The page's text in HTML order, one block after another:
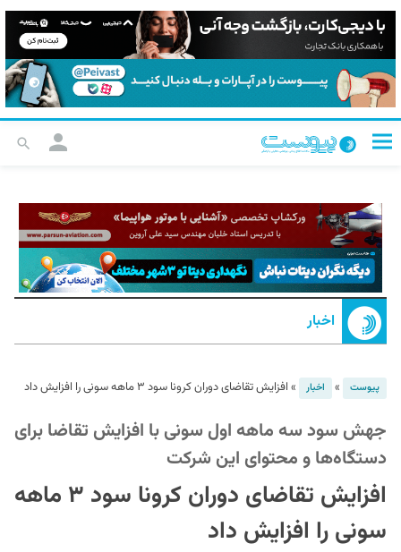
اخبار
پیوست » اخبار » افزایش تقاضای دوران کرونا سود ۳ ماهه سونی را افزایش داد
جهش سود سه ماهه اول سونی با افزایش تقاضا برای
دستگاه‌ها و محتوای این شرکت
افزایش تقاضای دوران کرونا سود ۳ ماهه
سونی را افزایش داد